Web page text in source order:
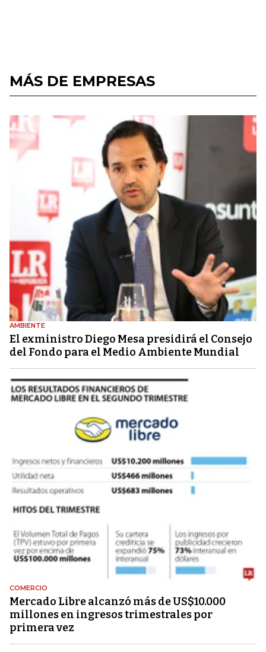
MÁS DE EMPRESAS
AMBIENTE
El exministro Diego Mesa presidirá el Consejo
del Fondo para el Medio Ambiente Mundial
COMERCIO
Mercado Libre alcanzó más de US$10.000
millones en ingresos trimestrales por
primera vez